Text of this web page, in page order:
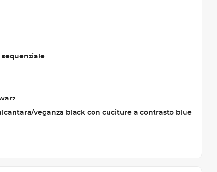
veganza black con cuciture a contrasto blue